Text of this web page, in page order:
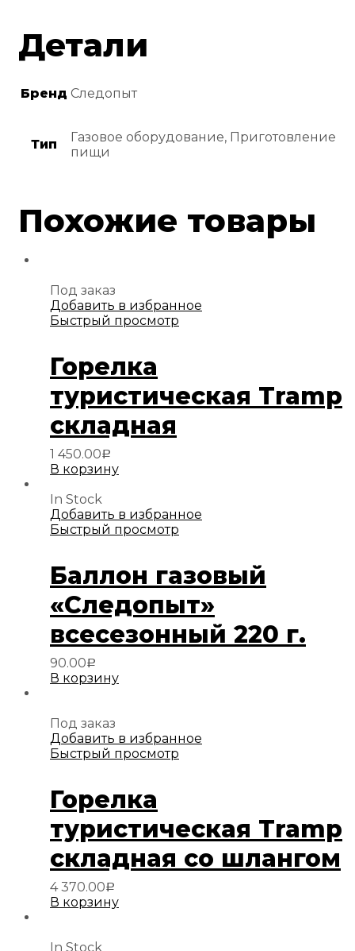
Детали
Бренд Следопыт
Тип
Газовое оборудование, Приготовление
пищи
Похожие товары
Под заказ
Добавить в избранное
Быстрый просмотр
Горелка
туристическая Tramp
складная
1 450.00Р
В корзину
In Stock
Добавить в избранное
Быстрый просмотр
Баллон газовый
«Следопыт»
всесезонный 220 г.
90.00Р
В корзину
Под заказ
Добавить в избранное
Быстрый просмотр
Горелка
туристическая Tramp
складная со шлангом
4 370.00Р
В корзину
In Stock